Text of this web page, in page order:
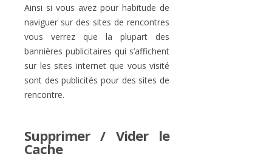
Ainsi si vous avez pour habitude de
naviguer sur des sites de rencontres
vous verrez que la plupart des
bannières publicitaires qui s’affichent
sur les sites internet que vous visité
sont des publicités pour des sites de
rencontre.
Supprimer / Vider le
Cache